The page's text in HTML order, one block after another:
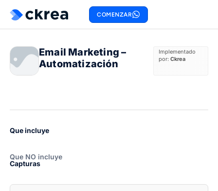
COMENZAR
Email Marketing –
Automatización
Implementado
por:Ckrea
Que incluye
Que NO incluye
Capturas